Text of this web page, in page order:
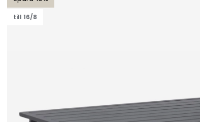
till 16/8